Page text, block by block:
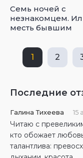
Семь ночей с
незнакомцем.
месть бывшим
1 2
Последние
Галина Тихеева 15
Читаю с
кто обожает
талантлива: